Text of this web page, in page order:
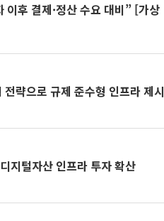
이후 결제·정산 수요 대비” [가상
략으로 규제 준수형 인프라 제시
지털자산 인프라 투자 확산